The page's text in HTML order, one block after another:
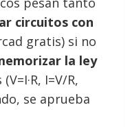
circuitos con
gratis) si no
la ley
I=V/R,
se aprueba